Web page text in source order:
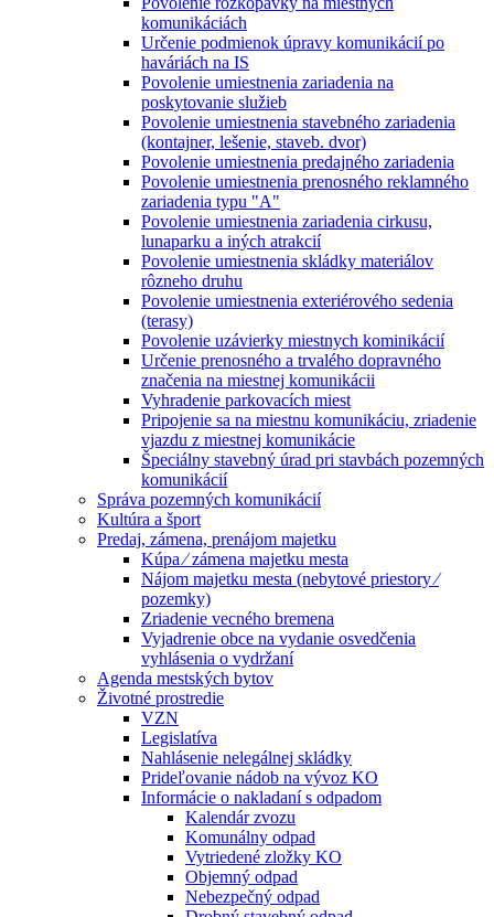
komunikáciách
Určenie podmienok úpravy komunikácií po
haváriách na IS
Povolenie umiestnenia zariadenia na
poskytovanie služieb
Povolenie umiestnenia stavebného zariadenia
(kontajner, lešenie, staveb. dvor)
Povolenie umiestnenia predajného zariadenia
Povolenie umiestnenia prenosného reklamného
zariadenia typu "A"
Povolenie umiestnenia zariadenia cirkusu,
lunaparku a iných atrakcií
Povolenie umiestnenia skládky materiálov
rôzneho druhu
Povolenie umiestnenia exteriérového sedenia
(terasy)
Povolenie uzávierky miestnych kominikácií
Určenie prenosného a trvalého dopravného
značenia na miestnej komunikácii
Vyhradenie parkovacích miest
Pripojenie sa na miestnu komunikáciu, zriadenie
vjazdu z miestnej komunikácie
Špeciálny stavebný úrad pri stavbách pozemných
komunikácií
Správa pozemných komunikácií
Kultúra a šport
Predaj, zámena, prenájom majetku
Kúpa ⁄ zámena majetku mesta
Nájom majetku mesta (nebytové priestory ⁄
pozemky)
Zriadenie vecného bremena
Vyjadrenie obce na vydanie osvedčenia
vyhlásenia o vydržaní
Agenda mestských bytov
Životné prostredie
VZN
Legislatíva
Nahlásenie nelegálnej skládky
Prideľovanie nádob na vývoz KO
Informácie o nakladaní s odpadom
Kalendár zvozu
Komunálny odpad
Vytriedené zložky KO
Objemný odpad
Nebezpečný odpad